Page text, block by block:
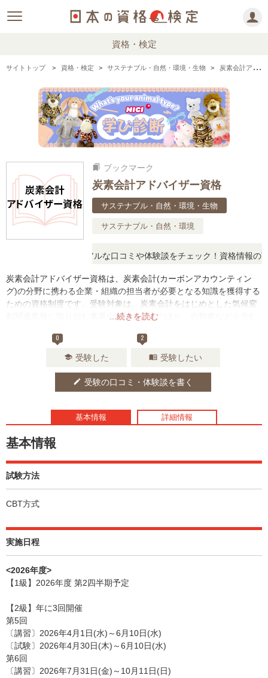
資格・検定
サイトトップ 資格・検定 サステナブル・自然・環境・生物 炭素会計アドバイザー資格の情報まとめ
bookmarks ブックマーク
炭素会計アドバイザー資格
サステナブル・自然・環境・生物
サステナブル・自然・環境
に思ったら、リアルな口コミや体験談をチェック！資格情報の下か
...続きを読む
炭素会計アドバイザー資格は、炭素会計(カーボンアカウンティン
グ)の分野に携わる企業・組織の担当者が必要となる知識を獲得する
ための資格制度です。受験対象は、炭素会計をはじめとした気候変
動関連業務に取り組む事業会社の担当者のほか、自動車などを含む
部門、営業部門などの方々を想定しています。
おり、このうち3級は「脱炭素を巡る国内外の情勢について理解して
いる」、「炭素会計のサイクルを理解している」、「国際ルールを
資格要件としています。3級では、これから気候変動関連業務に携わ
くことを目的としています。
0
school 受験した
2
menu_book 受験したい
edit 受験の口コミ・体験談を書く
基本情報 詳細情報
基本情報
試験方法
CBT方式
実施日程
<2026年度>
【1級】2026年度 第2四半期予定
【2級】年に3回開催
第5回
〔講習〕2026年4月1日(水)～6月10日(水)
〔試験〕2026年4月30日(木)～6月10日(水)
第6回
〔講習〕2026年7月31日(金)～10月11日(日)